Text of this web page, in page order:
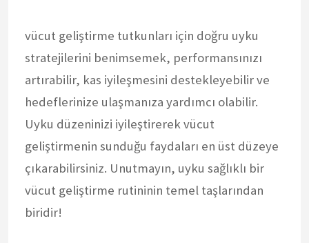
vücut geliştirme tutkunları için doğru uyku
stratejilerini benimsemek, performansınızı
artırabilir, kas iyileşmesini destekleyebilir ve
hedeflerinize ulaşmanıza yardımcı olabilir.
Uyku düzeninizi iyileştirerek vücut
geliştirmenin sunduğu faydaları en üst düzeye
çıkarabilirsiniz. Unutmayın, uyku sağlıklı bir
vücut geliştirme rutininin temel taşlarından
biridir!